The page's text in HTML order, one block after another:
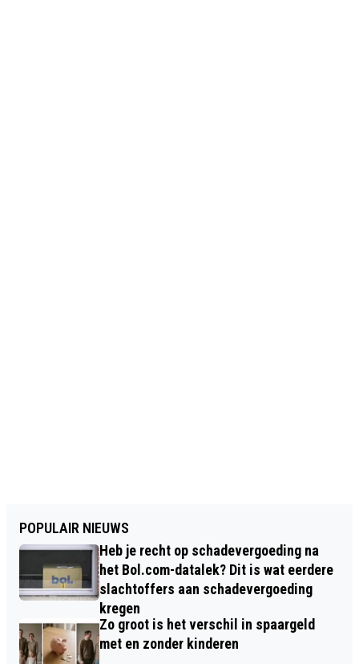
POPULAIR NIEUWS
Heb je recht op schadevergoeding na
het Bol.com-datalek? Dit is wat eerdere
slachtoffers aan schadevergoeding
kregen
Zo groot is het verschil in spaargeld
met en zonder kinderen